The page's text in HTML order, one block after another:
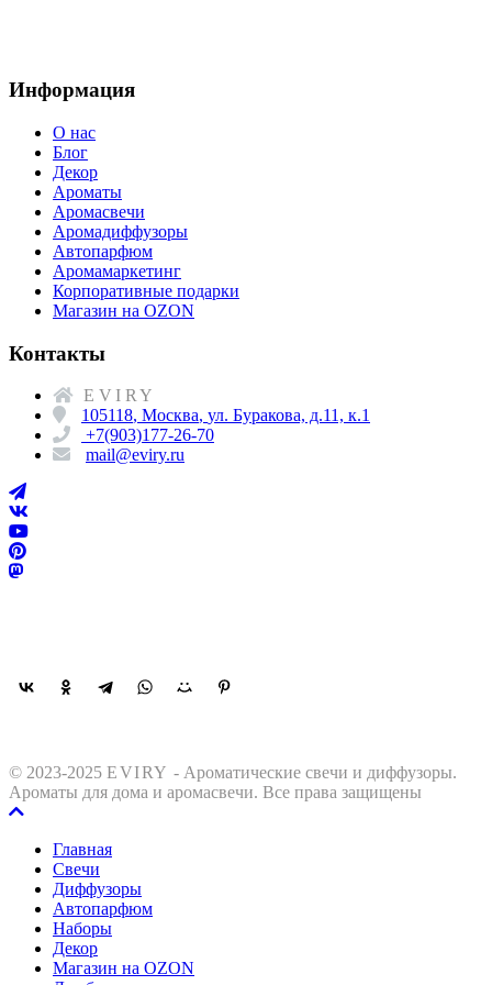
Информация
О нас
Блог
Декор
Ароматы
Аромасвечи
Аромадиффузоры
Автопарфюм
Аромамаркетинг
Корпоративные подарки
Магазин на OZON
Контакты
EVIRY
105118, Москва, ул. Буракова, д.11, к.1
+7(903)177-26-70
mail@eviry.ru
© 2023-2025 EVIRY - Ароматические свечи и диффузоры.
Ароматы для дома и аромасвечи. Все права защищены
Главная
Свечи
Диффузоры
Автопарфюм
Наборы
Декор
Магазин на OZON